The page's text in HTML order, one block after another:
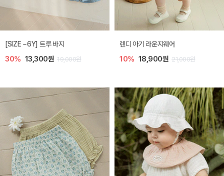
[SIZE ~6Y] 트루 바지
30% 13,300원 19,000원
렌디 아기 라운지웨어
10% 18,900원 21,000원